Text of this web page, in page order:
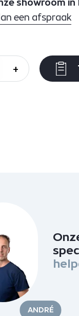
showroom in
een afspraak
+
ANDRÉ